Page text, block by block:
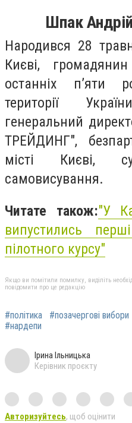
Шпак
Народився 28
Києві,
останніх п’яти
території
генеральний
ТРЕЙДИНГ",
місті Києві,
самовисування.
Читате також:"У
випустились
пілотного курсу"
Якщо ви помітили помилку, виділіть
повідомити про це редакцію
#політика #позачергові вибори
#нардепи
Ірина Ільницька
Керівник проєкту
Авторизуйтесь, щоб оцінити